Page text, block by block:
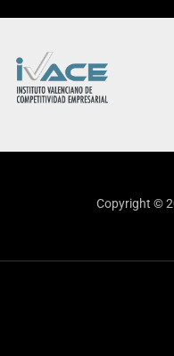
Copyright ©